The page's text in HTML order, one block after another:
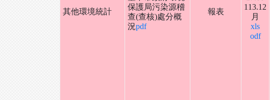
其他環境統計
保護局污染源稽
查(查核)處分概
況pdf
報表
113.12
月
xls
odf